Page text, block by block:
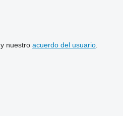
y nuestro acuerdo del usuario.